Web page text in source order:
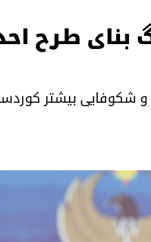
طرح
شکوفایی بیشتر